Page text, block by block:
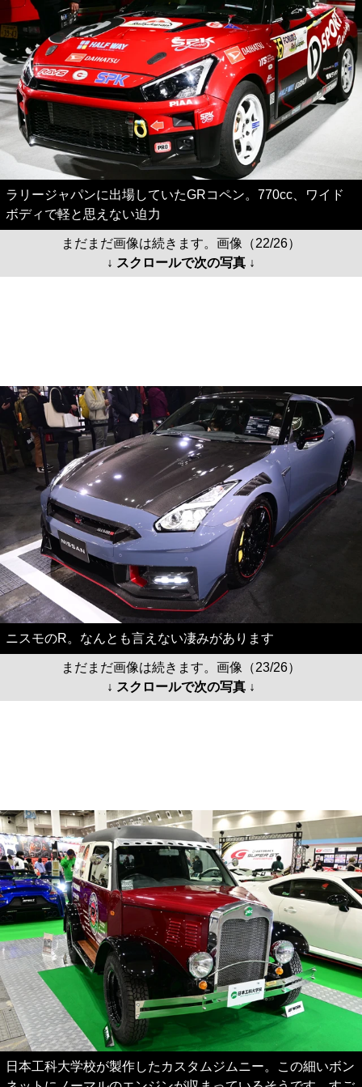
ラリージャパンに出場していたGRコペン。770cc、ワイド
ボディで軽と思えない迫力
まだまだ画像は続きます。画像（22/26）
↓ スクロールで次の写真 ↓
ニスモのR。なんとも言えない凄みがあります
まだまだ画像は続きます。画像（23/26）
↓ スクロールで次の写真 ↓
日本工科大学校が製作したカスタムジムニー。この細いボン